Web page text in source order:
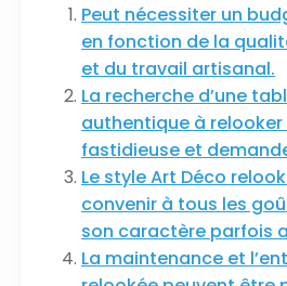
Peut nécessiter un
en fonction de la
et du travail artisanal.
La recherche d’une
authentique à
fastidieuse et
Le style Art Déco
convenir à tous les
son caractère parfois
La maintenance et